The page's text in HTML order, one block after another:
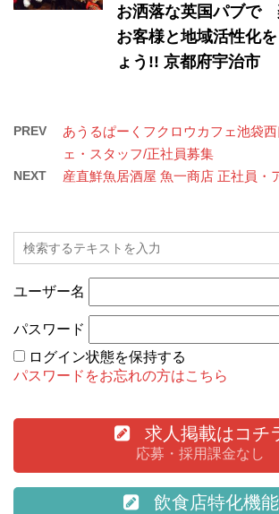
お洒落な英国パブで
お客様と地域活性化
ょう!! 京都府宇治市
PREV
あうるぱーくフクロウカフェ池袋
ェ・スタッフ/正社員募集
NEXT 産直鮮魚居酒屋 魚一商店 正社員・
ユーザー名
パスワード
ログイン状態を保持する
パスワードをお忘れの方はこちら
求人掲載はコチ
応募・採用課金なし
飲食店特化機能